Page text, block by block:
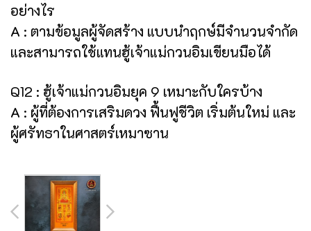
อย่างไร
A : ตามข้อมูลผู้จัดสร้าง แบบนำฤกษ์มีจำนวนจำกัด
และสามารถใช้แทนฮู้เจ้าแม่กวนอิมเขียนมือได้
Q12 : ฮู้เจ้าแม่กวนอิมยุค 9 เหมาะกับใครบ้าง
A : ผู้ที่ต้องการเสริมดวง ฟื้นฟูชีวิต เริ่มต้นใหม่ และ
ผู้ศรัทธาในศาสตร์เหมาซาน